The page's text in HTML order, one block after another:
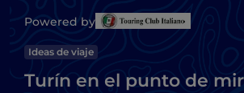
Powered by
Ideas de viaje
Turín en el punto de